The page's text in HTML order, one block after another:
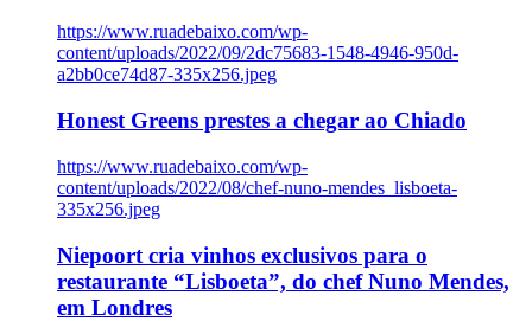
https://www.ruadebaixo.com/wp-
content/uploads/2022/09/2dc75683-1548-4946-950d-
a2bb0ce74d87-335x256.jpeg
Honest Greens prestes a chegar ao Chiado
https://www.ruadebaixo.com/wp-
content/uploads/2022/08/chef-nuno-mendes_lisboeta-
335x256.jpeg
Niepoort cria vinhos exclusivos para o
restaurante “Lisboeta”, do chef Nuno Mendes,
em Londres